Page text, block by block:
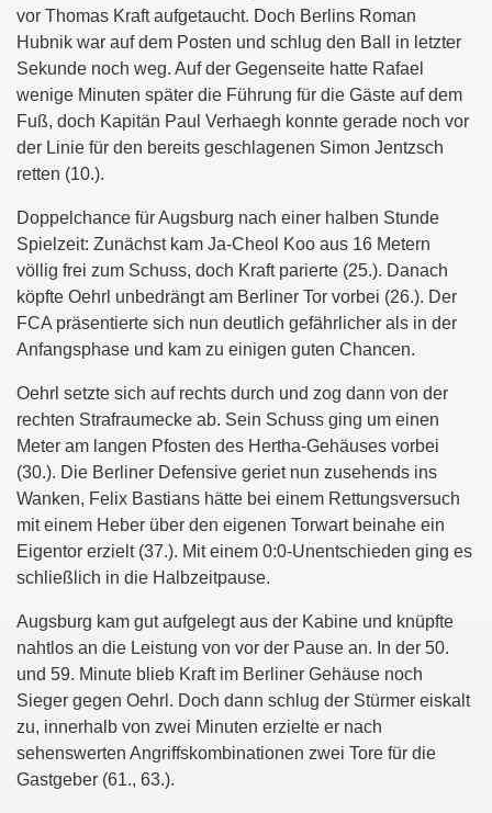
vor Thomas Kraft aufgetaucht. Doch Berlins Roman
Hubnik war auf dem Posten und schlug den Ball in letzter
Sekunde noch weg. Auf der Gegenseite hatte Rafael
wenige Minuten später die Führung für die Gäste auf dem
Fuß, doch Kapitän Paul Verhaegh konnte gerade noch vor
der Linie für den bereits geschlagenen Simon Jentzsch
retten (10.).
Doppelchance für Augsburg nach einer halben Stunde
Spielzeit: Zunächst kam Ja-Cheol Koo aus 16 Metern
völlig frei zum Schuss, doch Kraft parierte (25.). Danach
köpfte Oehrl unbedrängt am Berliner Tor vorbei (26.). Der
FCA präsentierte sich nun deutlich gefährlicher als in der
Anfangsphase und kam zu einigen guten Chancen.
Oehrl setzte sich auf rechts durch und zog dann von der
rechten Strafraumecke ab. Sein Schuss ging um einen
Meter am langen Pfosten des Hertha-Gehäuses vorbei
(30.). Die Berliner Defensive geriet nun zusehends ins
Wanken, Felix Bastians hätte bei einem Rettungsversuch
mit einem Heber über den eigenen Torwart beinahe ein
Eigentor erzielt (37.). Mit einem 0:0-Unentschieden ging es
schließlich in die Halbzeitpause.
Augsburg kam gut aufgelegt aus der Kabine und knüpfte
nahtlos an die Leistung von vor der Pause an. In der 50.
und 59. Minute blieb Kraft im Berliner Gehäuse noch
Sieger gegen Oehrl. Doch dann schlug der Stürmer eiskalt
zu, innerhalb von zwei Minuten erzielte er nach
sehenswerten Angriffskombinationen zwei Tore für die
Gastgeber (61., 63.).